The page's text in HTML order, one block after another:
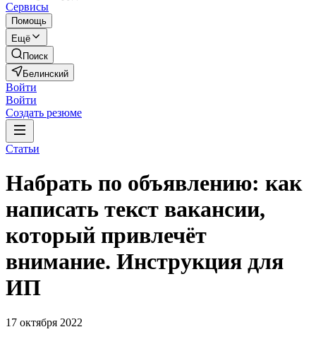
Сервисы
Помощь
Ещё
Поиск
Белинский
Войти
Войти
Создать резюме
Статьи
Набрать по объявлению: как
написать текст вакансии,
который привлечёт
внимание. Инструкция для
ИП
17 октября 2022